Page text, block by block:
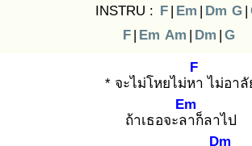
INSTRU : F | Em | Dm G |
F | Em Am | Dm | G
* จะไม่โหยไม่หา
F
ไม่อาลั
ถ้าเธอจะลา
Em
ก็ลาไป
Dm